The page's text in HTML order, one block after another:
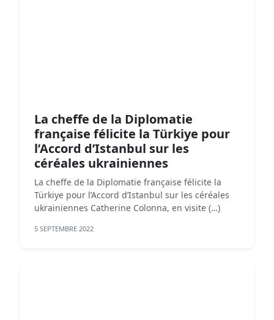
La cheffe de la Diplomatie
française félicite la Türkiye pour
l’Accord d’Istanbul sur les
céréales ukrainiennes
La cheffe de la Diplomatie française félicite la
Türkiye pour l’Accord d’Istanbul sur les céréales
ukrainiennes Catherine Colonna, en visite (…)
5 SEPTEMBRE 2022